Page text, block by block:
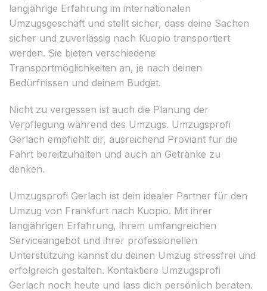
langjährige Erfahrung im internationalen
Umzugsgeschäft und stellt sicher, dass deine Sachen
sicher und zuverlässig nach Kuopio transportiert
werden. Sie bieten verschiedene
Transportmöglichkeiten an, je nach deinen
Bedürfnissen und deinem Budget.
Nicht zu vergessen ist auch die Planung der
Verpflegung während des Umzugs. Umzugsprofi
Gerlach empfiehlt dir, ausreichend Proviant für die
Fahrt bereitzuhalten und auch an Getränke zu
denken.
Umzugsprofi Gerlach ist dein idealer Partner für den
Umzug von Frankfurt nach Kuopio. Mit ihrer
langjährigen Erfahrung, ihrem umfangreichen
Serviceangebot und ihrer professionellen
Unterstützung kannst du deinen Umzug stressfrei und
erfolgreich gestalten. Kontaktiere Umzugsprofi
Gerlach noch heute und lass dich persönlich beraten.